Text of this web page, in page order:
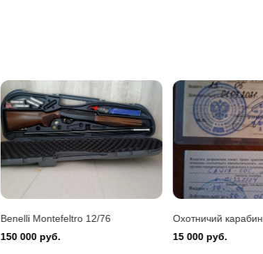
Benelli Montefeltro 12/76
150 000 руб.
Охотничий
15 000 руб.
Benelli Montefeltro 12/76
150 000 руб.